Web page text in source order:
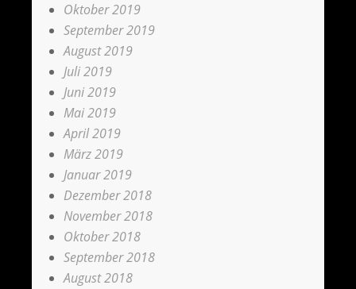
Oktober 2019
September 2019
August 2019
Juli 2019
Juni 2019
Mai 2019
April 2019
März 2019
Januar 2019
Dezember 2018
November 2018
Oktober 2018
September 2018
August 2018